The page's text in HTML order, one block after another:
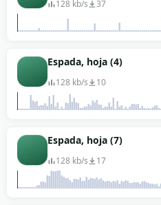
128 kb/s 37
Espada, hoja (4)
128 kb/s 10
Espada, hoja (7)
128 kb/s 17